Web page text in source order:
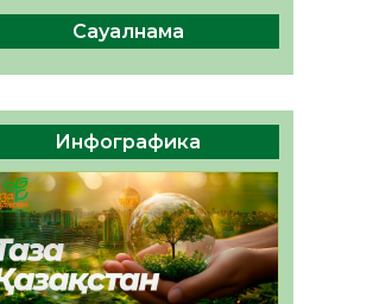
Рүстемұлы облыс
кеңесшісі болып
64 0
Сауалнама
Инфографика